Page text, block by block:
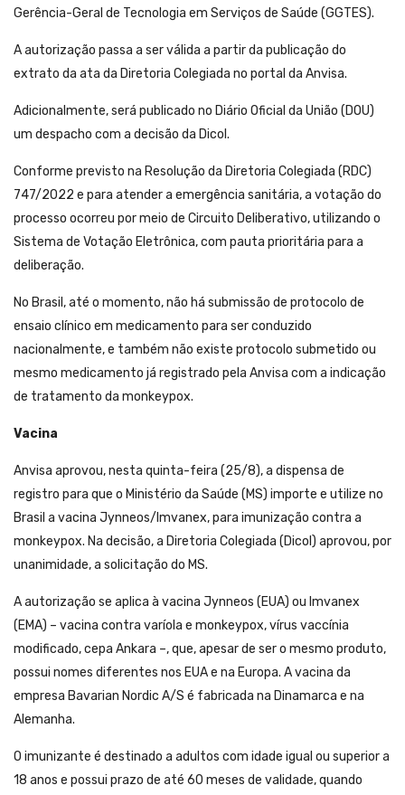
Gerência-Geral de Tecnologia em Serviços de Saúde (GGTES).
A autorização passa a ser válida a partir da publicação do
extrato da ata da Diretoria Colegiada no portal da Anvisa.
Adicionalmente, será publicado no Diário Oficial da União (DOU)
um despacho com a decisão da Dicol.
Conforme previsto na Resolução da Diretoria Colegiada (RDC)
747/2022 e para atender a emergência sanitária, a votação do
processo ocorreu por meio de Circuito Deliberativo, utilizando o
Sistema de Votação Eletrônica, com pauta prioritária para a
deliberação.
No Brasil, até o momento, não há submissão de protocolo de
ensaio clínico em medicamento para ser conduzido
nacionalmente, e também não existe protocolo submetido ou
mesmo medicamento já registrado pela Anvisa com a indicação
de tratamento da monkeypox.
Vacina
Anvisa aprovou, nesta quinta-feira (25/8), a dispensa de
registro para que o Ministério da Saúde (MS) importe e utilize no
Brasil a vacina Jynneos/Imvanex, para imunização contra a
monkeypox. Na decisão, a Diretoria Colegiada (Dicol) aprovou, por
unanimidade, a solicitação do MS.
A autorização se aplica à vacina Jynneos (EUA) ou Imvanex
(EMA) – vacina contra varíola e monkeypox, vírus vaccínia
modificado, cepa Ankara –, que, apesar de ser o mesmo produto,
possui nomes diferentes nos EUA e na Europa. A vacina da
empresa Bavarian Nordic A/S é fabricada na Dinamarca e na
Alemanha.
O imunizante é destinado a adultos com idade igual ou superior a
18 anos e possui prazo de até 60 meses de validade, quando